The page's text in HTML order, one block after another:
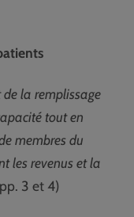
la remplissage
tout en
membres du
les revenus et la
3 et 4)